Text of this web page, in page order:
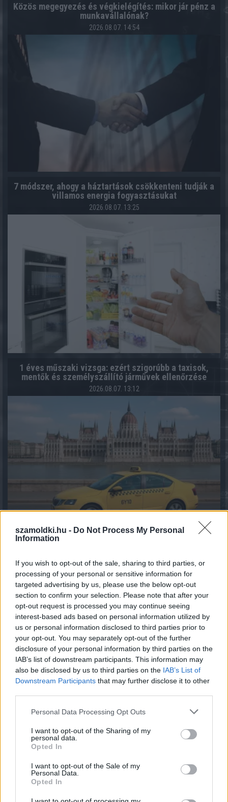
szamoldki.hu - Do Not Process My Personal
Information
If you wish to opt-out of the sale, sharing to third parties, or
processing of your personal or sensitive information for
targeted advertising by us, please use the below opt-out
section to confirm your selection. Please note that after your
opt-out request is processed you may continue seeing
interest-based ads based on personal information utilized by
us or personal information disclosed to third parties prior to
your opt-out. You may separately opt-out of the further
disclosure of your personal information by third parties on the
IAB’s list of downstream participants. This information may
also be disclosed by us to third parties on the IAB’s List of
Downstream Participants that may further disclose it to other
Please note that this website/app uses one or more Google
not limited to your visit or usage behaviour. You may click to
grant or deny consent to Google and its third-party tags to
use your data for below specified purposes in below Google
consent section.
Personal Data Processing Opt Outs
I want to opt-out of the Sharing of my
personal data.
Opted In
I want to opt-out of the Sale of my
Personal Data.
Opted In
Közös megegyezés és végkielégítés: mikor jár pénz a
munkavállalónak?
2026.08.07. 14:54
7 módszer, ahogy a háztartások csökkenteni tudják a
villamos energia fogyasztásukat
2026.08.07. 13:25
1 éves műszaki vizsga: ezért szigorúbb a taxisok,
mentők és személyszállító járművek ellenőrzése
2026.08.07. 13:12
szokás, amellyel a magyar utazók csökkenthetik
környezeti lábnyomukat
2026.08.07. 12:48
Magyar infláció 2026 július - rekord alacsony szinten a
2026.08.07. 09:28